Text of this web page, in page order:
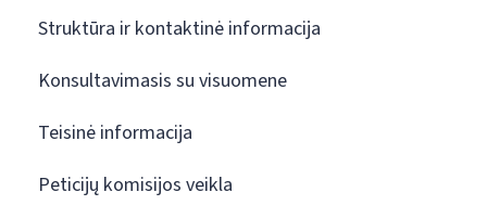
Struktūra ir kontaktinė informacija
Konsultavimasis su visuomene
Teisinė informacija
Peticijų komisijos veikla